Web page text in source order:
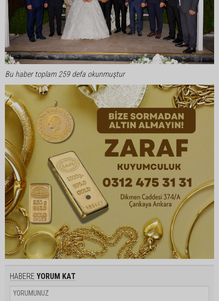
Bu haber toplam 259 defa okunmuştur
HABERE YORUM KAT